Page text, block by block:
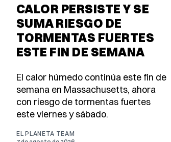
CALOR PERSISTE Y SE
SUMA RIESGO DE
TORMENTAS FUERTES
ESTE FIN DE SEMANA
El calor húmedo continúa este fin de
semana en Massachusetts, ahora
con riesgo de tormentas fuertes
este viernes y sábado.
EL PLANETA TEAM